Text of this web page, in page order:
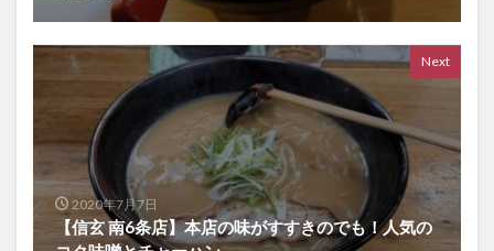
Next
2020年7月7日
【信玄 南6条店】本店の味がすすきのでも！人気の